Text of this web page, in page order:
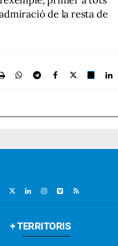
de la resta de
+ TERRITORIS